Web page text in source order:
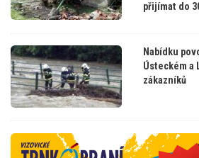
přijímat do
Nabídku
Ústeckém a
zákazníků